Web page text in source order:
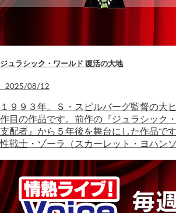
ジュラシック・ワールド 復活の大地
2025/08/12
１９９３年。Ｓ・スピルバーグ監督の大
作目の作品です。前作の『ジュラシック
支配者』から５年後を舞台にした作品で
性戦士・ゾーラ（スカーレット・ヨハン